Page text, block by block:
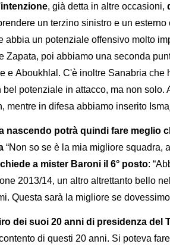
, già detta in altre occasioni,
un terzino sinistro e un
abbia un potenziale offensivo molto
Zapata, poi abbiamo una seconda
e Aboukhlal. C'è inoltre Sanabria che
bel potenziale in attacco, ma non solo.
mentre in difesa abbiamo inserito
nascendo potrà quindi fare meglio
“Non so se è la mia migliore squadra,
a mister Baroni il 6° posto:
2013/14, un altro altrettanto bello
Questa sarà la migliore se
dei suoi 20 anni di presidenza del
di questi 20 anni. Si poteva